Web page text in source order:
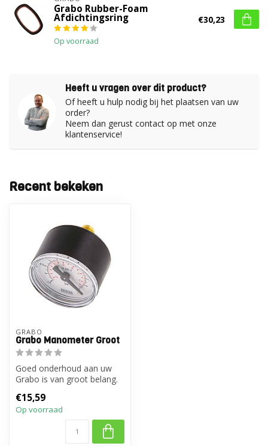
Grabo Rubber-Foam
Afdichtingsring
Op voorraad
€30,23
Heeft u vragen over dit product?
Of heeft u hulp nodig bij het plaatsen van uw
order?
Neem dan gerust contact op met onze
klantenservice!
Recent bekeken
GRABO
Grabo Manometer Groot
Goed onderhoud aan uw
Grabo is van groot belang.
vervangin...
€15,59
Op voorraad